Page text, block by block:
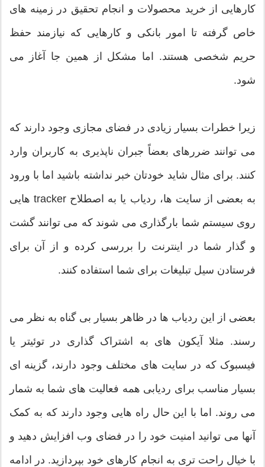
کارهایی از خرید محصولات و انجام تحقیق در زمینه های
خاص گرفته تا امور بانکی و کارهایی که نیازمند حفظ
حریم شخصی هستند. اما مشکل از همین جا آغاز می
شود.
زیرا خطرات بسیار زیادی در فضای مجازی وجود دارند که
می توانند ضررهای بعضاً جبران ناپذیری به کاربران وارد
کنند. برای مثال شاید خودتان خبر نداشته باشید اما با ورود
به بعضی از سایت ها، ردیاب یا به اصطلاح tracker هایی
روی سیستم شما بارگذاری می شوند که می توانند گشت
و گذار شما در اینترنت را بررسی کرده و از آن برای
فرستادن سیل تبلیغات برای شما استفاده کنند.
بعضی از این ردیاب ها در ظاهر بسیار بی گناه به نظر می
رسند. مثلا آیکون های به اشتراک گذاری در توئیتر یا
فیسبوک که در سایت های مختلف وجود دارند، گزینه ای
بسیار مناسب برای ردیابی همه فعالیت های شما به شمار
می روند. اما با این حال راه هایی وجود دارند که به کمک
آنها می توانید امنیت خود را در فضای وب افزایش دهید و
با خیال راحت تری به انجام کارهای خود بپردازید. در ادامه